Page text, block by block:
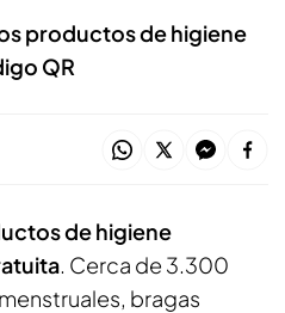
productos de higiene
QR
de higiene
. Cerca de 3.300
bragas